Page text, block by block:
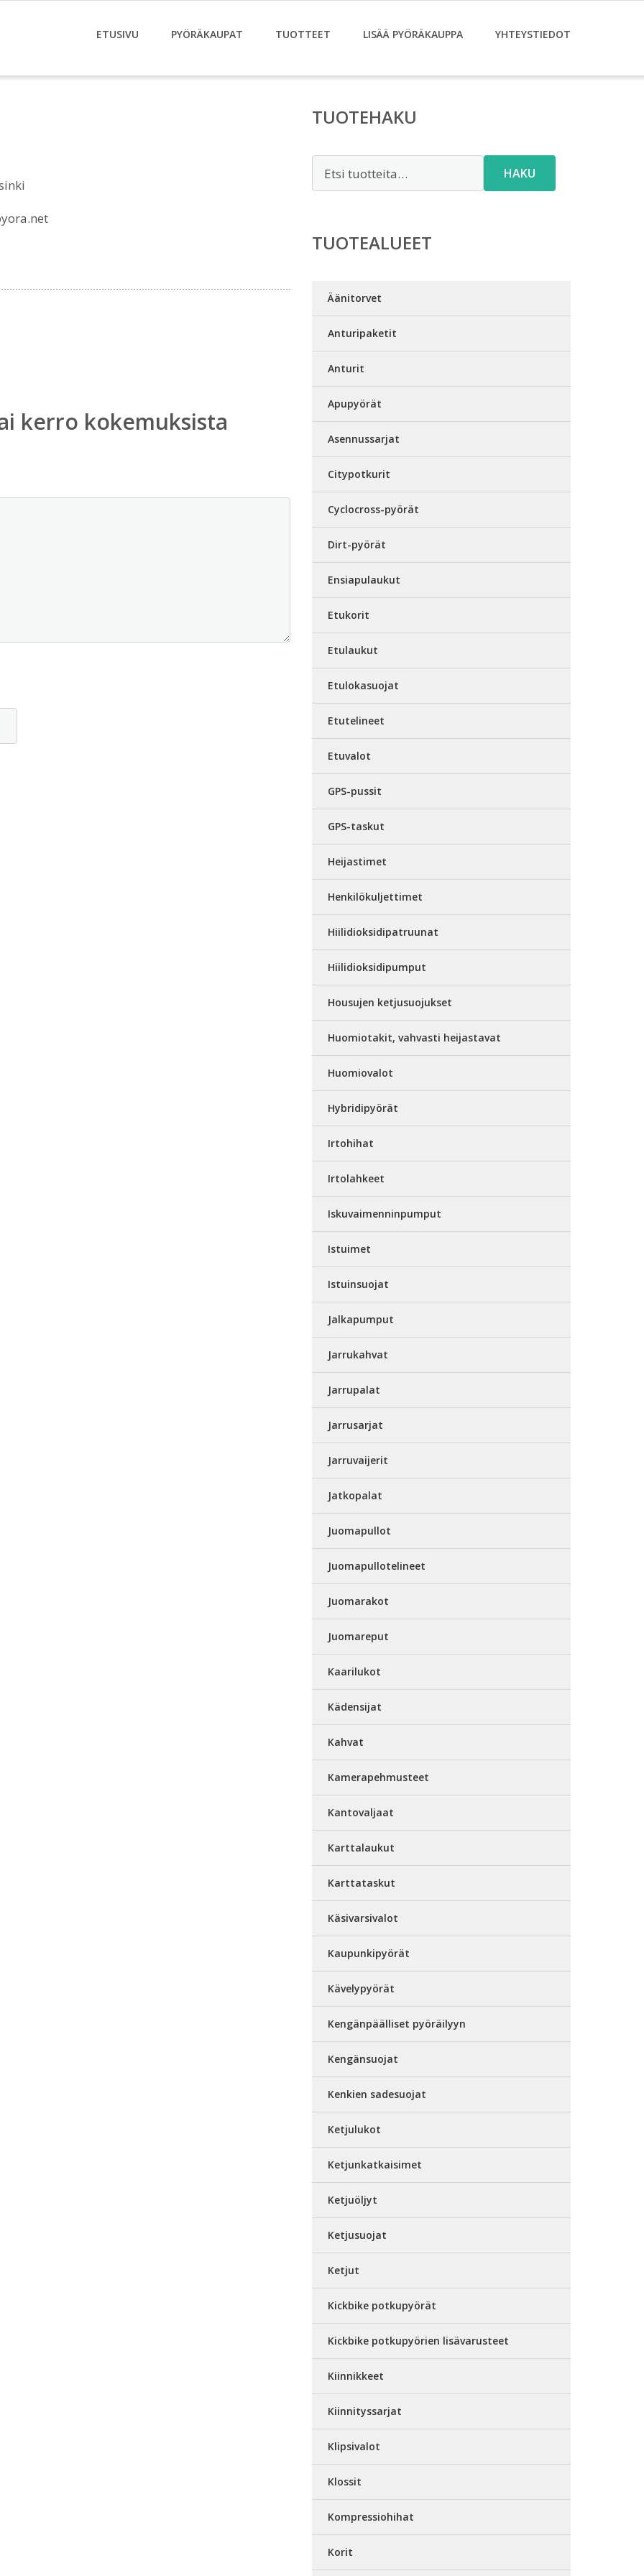
ETUSIVU PYÖRÄKAUPAT TUOTTEET LISÄÄ PYÖRÄKAUPPA YHTEYSTIEDOT
kerro kokemuksista
TUOTEHAKU
HAKU
TUOTEALUEET
Äänitorvet
Anturipaketit
Anturit
Apupyörät
Asennussarjat
Citypotkurit
Cyclocross-pyörät
Dirt-pyörät
Ensiapulaukut
Etukorit
Etulaukut
Etulokasuojat
Etutelineet
Etuvalot
GPS-pussit
GPS-taskut
Heijastimet
Henkilökuljettimet
Hiilidioksidipatruunat
Hiilidioksidipumput
Housujen ketjusuojukset
Huomiotakit, vahvasti heijastavat
Huomiovalot
Hybridipyörät
Irtohihat
Irtolahkeet
Iskuvaimenninpumput
Istuimet
Istuinsuojat
Jalkapumput
Jarrukahvat
Jarrupalat
Jarrusarjat
Jarruvaijerit
Jatkopalat
Juomapullot
Juomapullotelineet
Juomarakot
Juomareput
Kaarilukot
Kädensijat
Kahvat
Kamerapehmusteet
Kantovaljaat
Karttalaukut
Karttataskut
Käsivarsivalot
Kaupunkipyörät
Kävelypyörät
Kengänpäälliset pyöräilyyn
Kengänsuojat
Kenkien sadesuojat
Ketjulukot
Ketjunkatkaisimet
Ketjuöljyt
Ketjusuojat
Ketjut
Kickbike potkupyörät
Kickbike potkupyörien lisävarusteet
Kiinnikkeet
Kiinnityssarjat
Klipsivalot
Klossit
Kompressiohihat
Korit